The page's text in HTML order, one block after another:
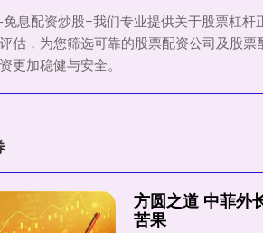
息配资炒股=我们专业提供关于股票杠
估，为您筛选可靠的股票配资公司及股
更加稳健与安全。
方圆之道 中菲外
苦果